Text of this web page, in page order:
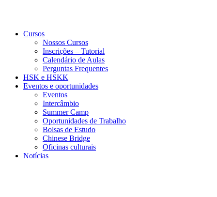
Cursos
Nossos Cursos
Inscrições – Tutorial
Calendário de Aulas
Perguntas Frequentes
HSK e HSKK
Eventos e oportunidades
Eventos
Intercâmbio
Summer Camp
Oportunidades de Trabalho
Bolsas de Estudo
Chinese Bridge
Oficinas culturais
Notícias